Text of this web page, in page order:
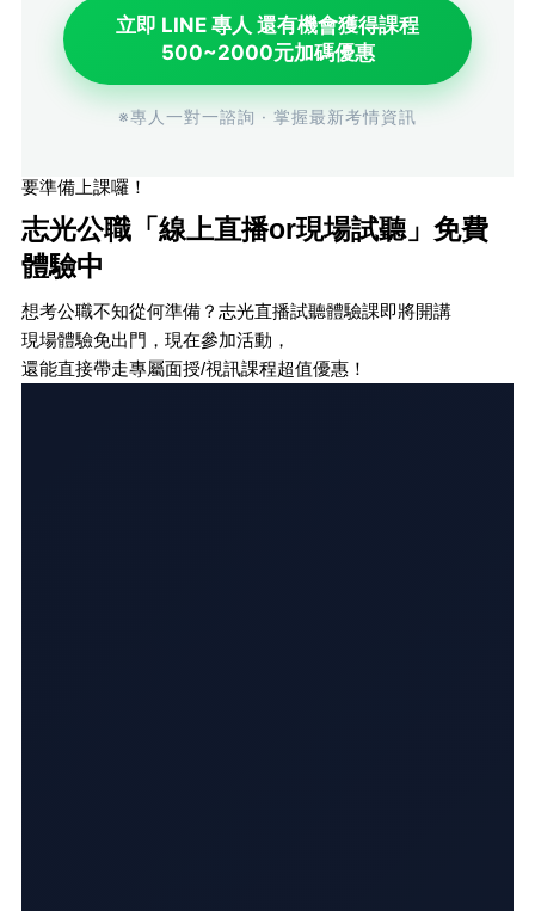
立即 LINE 專人 還有機會獲得課程
500~2000元加碼優惠
※專人一對一諮詢 · 掌握最新考情資訊
要準備上課囉！
志光公職「線上直播or現場試聽」免費
體驗中
想考公職不知從何準備？志光直播試聽體驗課即將開講
現場體驗免出門，現在參加活動，
還能直接帶走專屬面授/視訊課程超值優惠！